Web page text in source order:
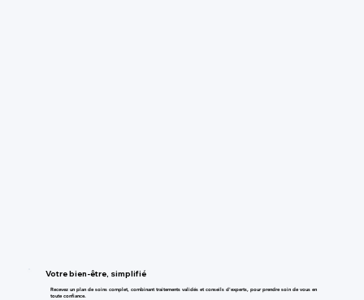
Votre bien-être, simplifié
Recevez un plan de soins complet, combinant traitements validés et conseils d'experts, pour prendre soin de vous en
toute confiance.